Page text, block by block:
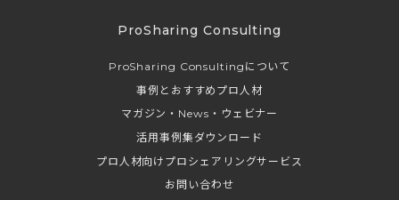
ProSharing Consulting
ProSharing Consultingについて
事例とおすすめプロ人材
マガジン・News・ウェビナー
活用事例集ダウンロード
プロ人材向けプロシェアリングサービス
お問い合わせ